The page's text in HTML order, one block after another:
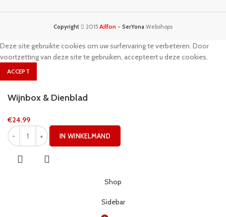
Copyright 2015 Ailfon - SerYona Webshops
Deze site gebruikte cookies om uw surfervaring te verbeteren. Door
voortzetting van deze site te gebruiken, accepteert u deze cookies.
ACCEPT
Wijnbox & Dienblad
€24.99
IN WINKELMAND
Shop
Sidebar